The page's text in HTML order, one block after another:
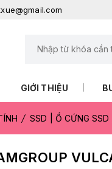
GIỚI THIỆU
SSD | Ổ CỨNG SSD